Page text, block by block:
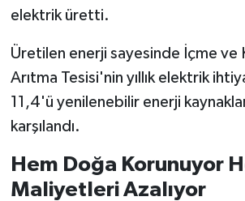
elektrik üretti.
Üretilen enerji sayesinde İçme ve
Arıtma Tesisi'nin yıllık elektrik
11,4'ü yenilenebilir enerji
karşılandı.
Hem Doğa Korunuyor
Maliyetleri Azalıyor